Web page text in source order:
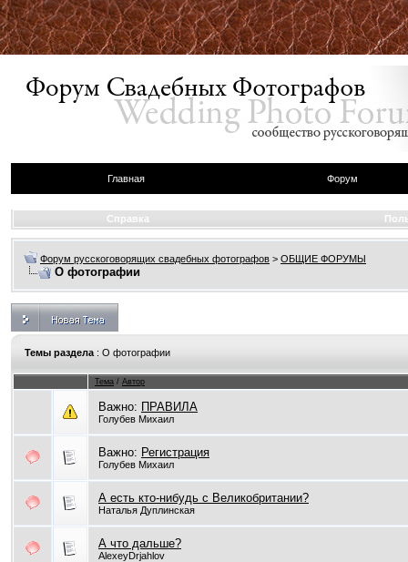
Главная Форум
Справка
Форум русскоговорящих свадебных фотографов > ОБЩИЕ ФОРУМЫ
О фотографии
Темы раздела : О фотографии
Тема / Автор
Важно: ПРАВИЛА
Голубев Михаил
Важно: Регистрация
Голубев Михаил
А есть кто-нибудь с Великобритании?
Наталья Дуплинская
А что дальше?
AlexeyDrjahlov